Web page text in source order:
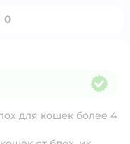
0
для кошек более 4